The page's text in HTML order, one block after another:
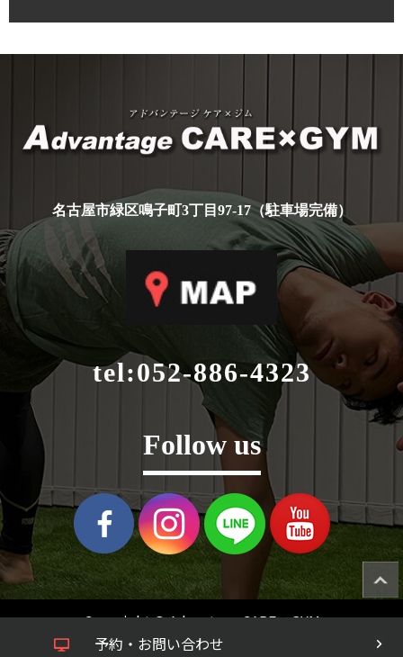
予約・お問い合わせ
名古屋市緑区鳴子町3丁目97-17（駐車場完備）
tel:052-886-4323
Follow us
Copyright © Advantage CARE×GYM
All Rights Reserved.